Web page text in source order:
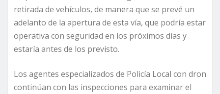
retirada de vehículos, de manera que se prevé un
adelanto de la apertura de esta vía, que podría estar
operativa con seguridad en los próximos días y
estaría antes de los previsto.
Los agentes especializados de Policía Local con dron
continúan con las inspecciones para examinar el